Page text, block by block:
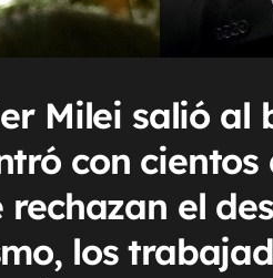
Milei salió al
con
el
los